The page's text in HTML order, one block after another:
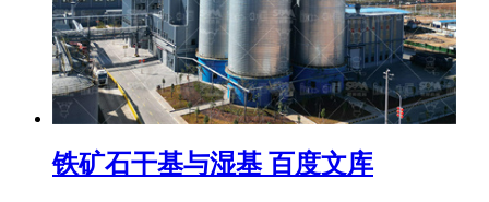
铁矿石干基与湿基 百度文库